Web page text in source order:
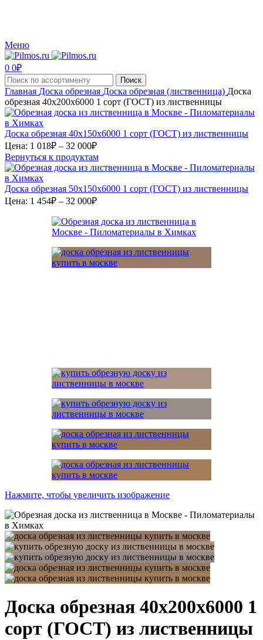
Меню
0 0₽
Поиск
Главная Доска обрезная Доска обрезная (лиственница) Доска
обрезная 40х200х6000 1 сорт (ГОСТ) из лиственницы
Доска обрезная 40х150х6000 1 сорт (ГОСТ) из лиственницы
Цена: 1 018₽ – 32 000₽Диапазон
цен:
1
–
32
Вернуться к продуктам
Доска обрезная 50х150х6000 1 сорт (ГОСТ) из лиственницы
Цена: 1 454₽ – 32 000₽Диапазон
1
454₽
32
000₽
Нажмите, чтобы увеличить изображение
Доска обрезная 40х200х6000 1
сорт (ГОСТ) из лиственницы